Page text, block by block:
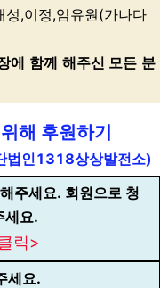
성,이정,임유원(가나다
에 함께 해주신 모든 분
해 후원하기
인1318상상발전소)
주세요. 회원으로 청
세요.
릭>
세요.